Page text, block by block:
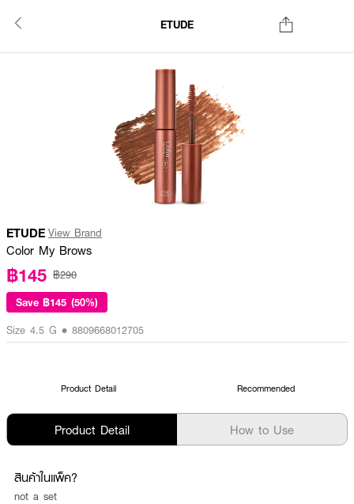
ETUDE
ETUDE View Brand
Color My Brows
฿145 ฿290
Save ฿145 (50%)
Size 4.5 G • 8809668012705
Product Detail Recommended
Product Detail How to Use
สินค้าในแพ็ค?
not a set